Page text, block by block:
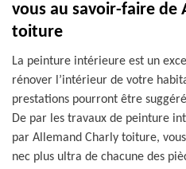
vous au savoir-faire de
toiture
La peinture intérieure est un
rénover l’intérieur de votre
prestations pourront être
De par les travaux de peinture
par Allemand Charly toiture,
nec plus ultra de chacune des